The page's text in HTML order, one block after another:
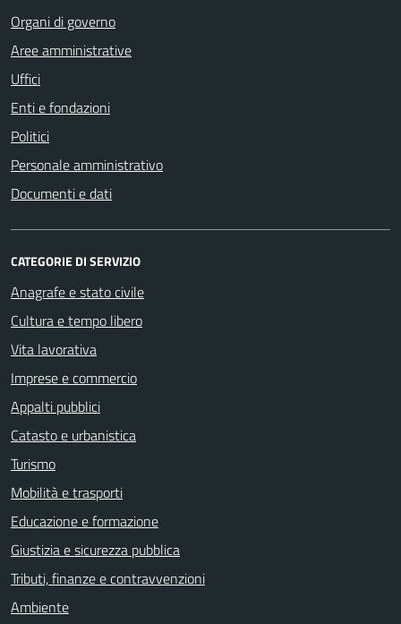
Organi di governo
Aree amministrative
Uffici
Enti e fondazioni
Politici
Personale amministrativo
Documenti e dati
CATEGORIE DI SERVIZIO
Anagrafe e stato civile
Cultura e tempo libero
Vita lavorativa
Imprese e commercio
Appalti pubblici
Catasto e urbanistica
Turismo
Mobilità e trasporti
Educazione e formazione
Giustizia e sicurezza pubblica
Tributi, finanze e contravvenzioni
Ambiente